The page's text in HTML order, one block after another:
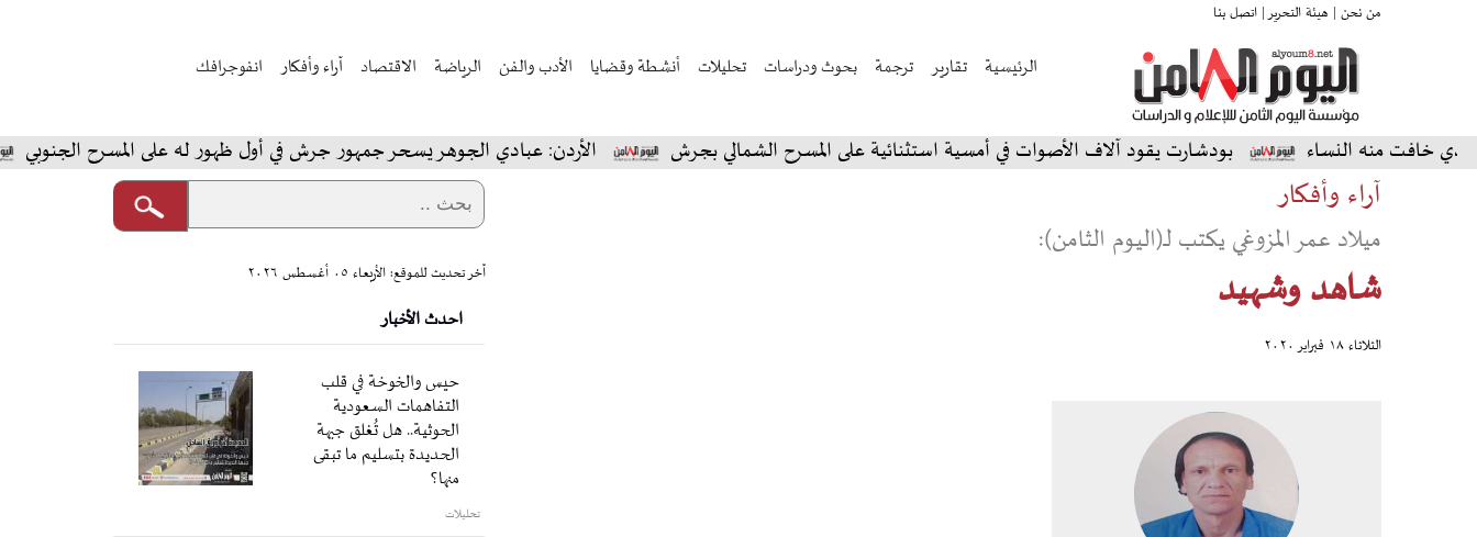
من نحن | هيئة التحرير | اتصل بنا
الرئيسية تقارير ترجمة بحوث ودراسات تحليلات أنشطة وقضايا الأدب والفن الرياضة الاقتصاد آراء وأفكار انفوجرافك
منه النساء بودشارت يقود آلاف الأصوات في أمسية استثنائية على المسرح الشمالي بجرش الأردن: عبادي الجوهر يسحر جمهور جرش في أول ظهور له على المسرح الجنوبي
آراء وأفكار
ميلاد عمر المزوغي يكتب لـ(اليوم الثامن):
شاهد وشهيد
الثلاثاء ١٨ فبراير ٢٠٢٠
آخر تحديث للموقع: الأربعاء ٠٥ أغسطس ٢٠٢٦
احدث الأخبار
حيس والخوخة في قلب
التفاهمات السعودية
الحوثية.. هل تُغلق جبهة
الحديدة بتسليم ما تبقى
منها؟
تحليلات